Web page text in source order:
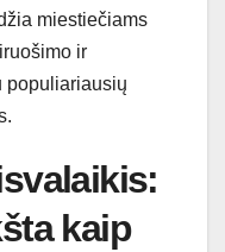
miestiečiams
ir
populiariausių
kaip